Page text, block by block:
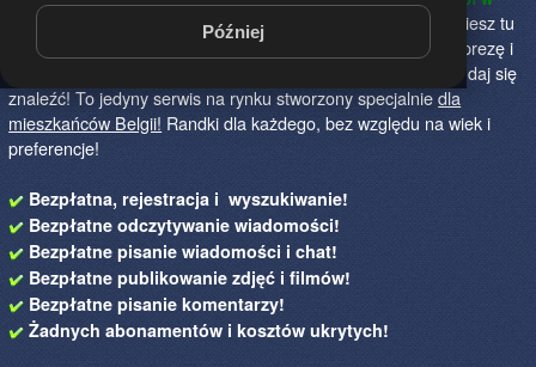
Później
Belgii!
Określ czego szukasz i skończ z samotnością! Znajdziesz tu
osoby szukające miłości lub przygody, chętne na randkę, imprezę i
spotkanie na żywo! Dołącz do nas, powiedz czego szukasz i daj się
znaleźć! To jedyny serwis na rynku stworzony specjalniedla
mieszkańców Belgii! Randki dla każdego, bez względu na wiek i
preferencje!
Bezpłatna, rejestracja i wyszukiwanie!
Bezpłatne odczytywanie wiadomości!
Bezpłatne pisanie wiadomości i chat!
Bezpłatne publikowanie zdjęć i filmów!
Bezpłatne pisanie komentarzy!
Żadnych abonamentów i kosztów ukrytych!